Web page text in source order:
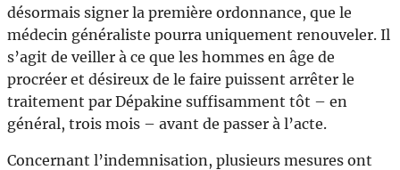
désormais signer la première ordonnance, que le
médecin généraliste pourra uniquement renouveler. Il
s’agit de veiller à ce que les hommes en âge de
procréer et désireux de le faire puissent arrêter le
traitement par Dépakine suffisamment tôt – en
général, trois mois – avant de passer à l’acte.
Concernant l’indemnisation, plusieurs mesures ont